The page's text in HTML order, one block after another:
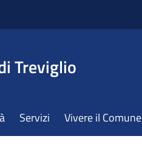
Treviglio
Servizi Vivere il Comune